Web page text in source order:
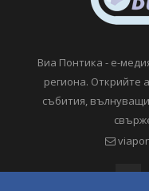
Виа Понтика - е-
региона. Открийте
събития,